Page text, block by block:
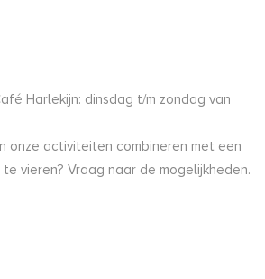
Harlekijn: dinsdag t/m zondag van
onze activiteiten combineren met een
vieren? Vraag naar de mogelijkheden.